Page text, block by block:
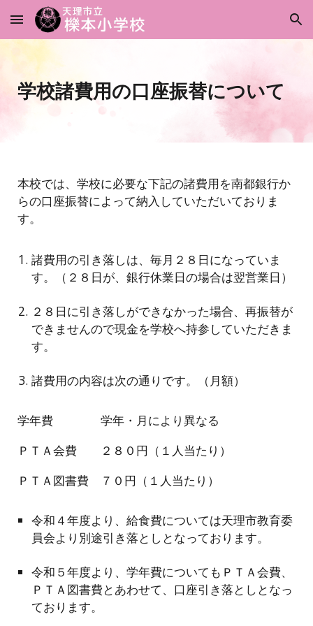
Skip to main content Skip to navigation
学校諸費用の口座振替について
本校では、学校に必要な下記の諸費用を南都銀行か
らの口座振替によって納入していただいておりま
す。
諸費用の引き落しは、毎月２８日になっていま
す。（２８日が、銀行休業日の場合は翌営業日）
２８日に引き落しができなかった場合、再振替が
できませんので現金を学校へ持参していただきま
す。
諸費用の内容は次の通りです。（月額）
学年費 学年・月により異なる
ＰＴＡ会費 ２８０円（１人当たり）
ＰＴＡ図書費 ７０円（１人当たり）
令和４年度より、給食費については天理市教育委
員会より別途引き落としとなっております。
令和５年度より、学年費についてもＰＴＡ会費、
ＰＴＡ図書費とあわせて、口座引き落としとなっ
ております。